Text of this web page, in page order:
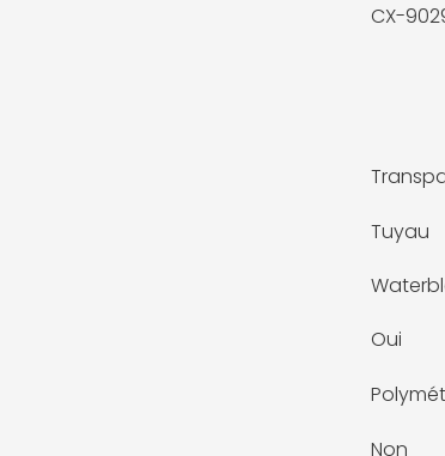
CX-
Tuyau
Oui
Non